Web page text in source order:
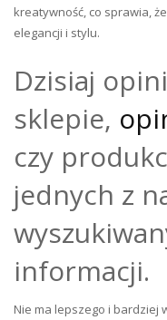
kreatywność, co sprawia,
elegancji i stylu.
Dzisiaj
sklepie,
czy
jednych z
informacji.
Nie ma lepszego i bardziej